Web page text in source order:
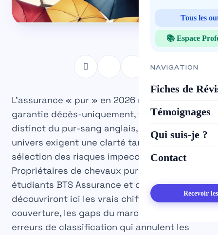
Tous les
📚 Espace
NAVIGATION
Fiches de
Témoignages
Qui suis-je ?
Contact
Recevoir
L’assurance « pur » en 2026 représente une
garantie décès-uniquement, totalement
distinct du pur-sang anglais, mais les deux
univers exigent une clarté tarifaire et une
sélection des risques impeccables.
Propriétaires de chevaux pur-sang,
étudiants BTS Assurance et courtiers
découvriront ici les vrais chiffres de
couverture, les gaps du marché et les
erreurs de classification qui annulent les